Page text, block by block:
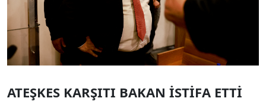
ATEŞKES KARŞITI BAKAN İSTİFA ETTİ